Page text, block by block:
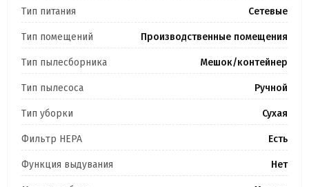
Тип питания Сетевые
Тип помещений Производственные помещения
Тип пылесборника Мешок/контейнер
Тип пылесоса Ручной
Тип уборки Сухая
Фильтр HEPA Есть
Функция выдувания Нет